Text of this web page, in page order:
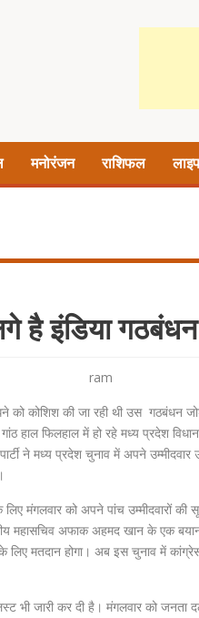
मनोरंजन राशिफल
है इंडिया
ram
को कोशिश की जा रही थी उस
फिलहाल में हो रहे मध्य प्रदेश
ने मध्य प्रदेश चुनाव में अपने
मंगलवार को अपने पांच उम्मीदवारों की
महासचिव अफाक अहमद खान के एक
मतदान होगा। अब इस चुनाव में
भी जारी कर दी है। मंगलवार को